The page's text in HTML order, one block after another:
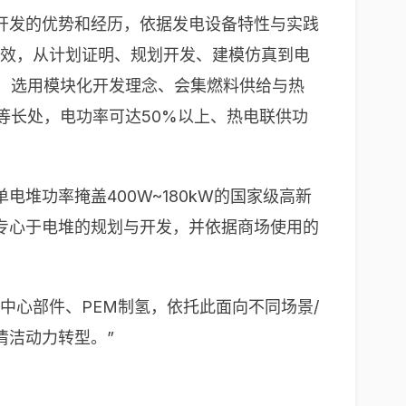
的优势和经历，依据发电设备特性与实践
，从计划证明、规划开发、建模仿真到电
用模块化开发理念、会集燃料供给与热
长处，电功率可达50%以上、热电联供功
电堆功率掩盖400W~180kW的国家级高新
于电堆的规划与开发，并依据商场使用的
心部件、PEM制氢，依托此面向不同场景/
洁动力转型。”